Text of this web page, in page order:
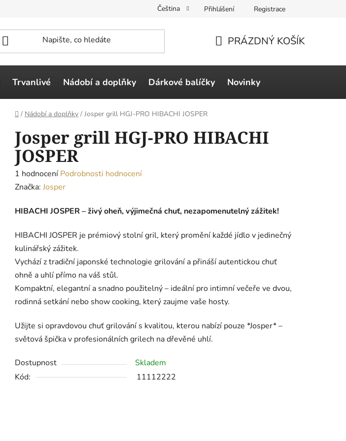
Čeština Přihlášení Registrace
KOŠÍK
PRÁZDNÝ KOŠÍK
Trvanlivé Nádobí a doplňky Dárkové balíčky Novinky
Domů
/ Nádobí a doplňky / Josper grill HGJ-PRO HIBACHI JOSPER
Josper grill HGJ-PRO HIBACHI
JOSPER
Průměrné
hodnocení
je
z
5
hvězdiček.
1 hodnocení Podrobnosti hodnocení
Značka: Josper
HIBACHI JOSPER – živý oheň, výjimečná chuť, nezapomenutelný zážitek!
HIBACHI JOSPER je prémiový stolní gril, který promění každé jídlo v jedinečný
kulinářský zážitek.
Vychází z tradiční japonské technologie grilování a přináší autentickou chuť
ohně a uhlí přímo na váš stůl.
Kompaktní, elegantní a snadno použitelný – ideální pro intimní večeře ve dvou,
rodinná setkání nebo show cooking, který zaujme vaše hosty.
Užijte si opravdovou chuť grilování s kvalitou, kterou nabízí pouze *Josper* –
světová špička v profesionálních grilech na dřevěné uhlí.
Dostupnost
Skladem
Kód:
11112222